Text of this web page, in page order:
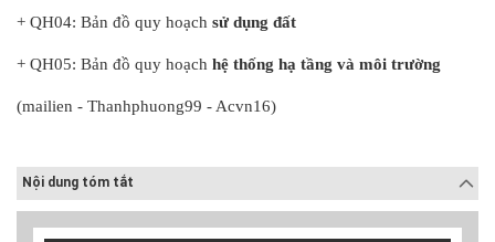
+ QH04: Bản đồ quy hoạch sử dụng đất
+ QH05: Bản đồ quy hoạch hệ thống hạ tầng và môi trường
(mailien - Thanhphuong99 - Acvn16)
Nội dung tóm tắt